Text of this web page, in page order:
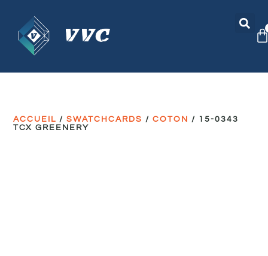
ACCUEIL /SWATCHCARDS /COTON / 15-0343
TCX GREENERY